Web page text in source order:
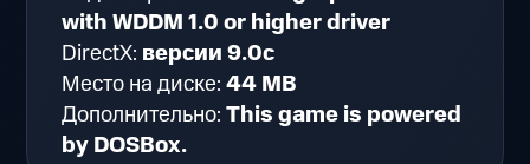
with WDDM 1.0 or higher driver
DirectX: версии 9.0c
Место на диске:44 MB
Дополнительно:This game is powered
by DOSBox.